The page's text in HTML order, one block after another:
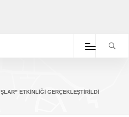
ETKINLIĞI GERÇEKLEŞTIRILDI